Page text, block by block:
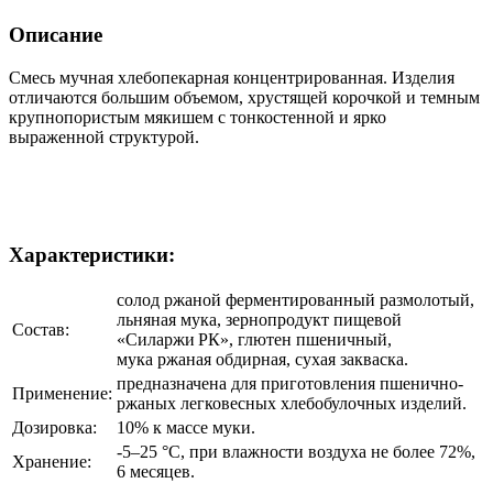
Описание
Смесь мучная хлебопекарная концентрированная. Изделия
отличаются большим объемом, хрустящей корочкой и темным
крупнопористым мякишем с тонкостенной и ярко
выраженной структурой.
Характеристики:
Состав:
солод ржаной ферментированный размолотый,
льняная мука, зернопродукт пищевой
«Силаржи РК», глютен пшеничный,
мука ржаная обдирная, сухая закваска.
Применение:
предназначена для приготовления пшенично-
ржаных легковесных хлебобулочных изделий.
Дозировка:
10% к массе муки.
Хранение:
-5–25 °C, при влажности воздуха не более 72%,
6 месяцев.